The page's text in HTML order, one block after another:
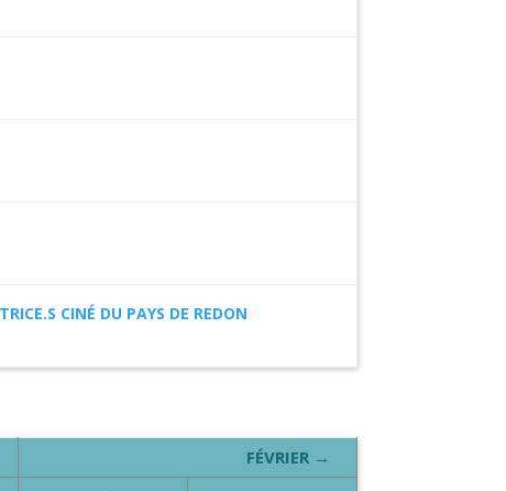
CINÉ DU PAYS DE REDON
FÉVRIER →